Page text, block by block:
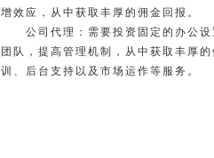
增效应，从中获取丰厚的佣金回报。
公司代理：需要投资固定的办公
团队，提高管理机制，从中获取丰厚
训、后台支持以及市场运作等服务。